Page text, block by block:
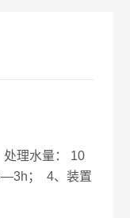
理水量： 10
； 4、装置